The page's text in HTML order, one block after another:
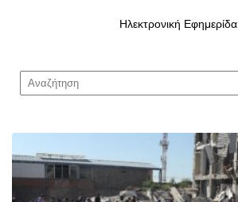
Ηλεκτρονική Εφημερίδα